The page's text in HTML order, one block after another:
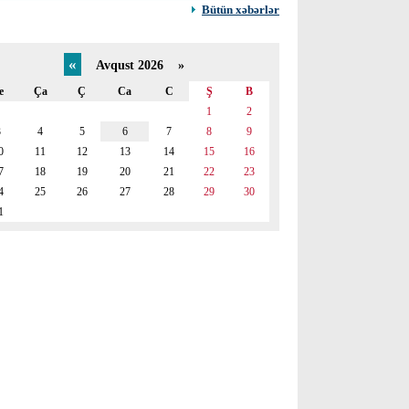
Bütün xəbərlər
« Avqust 2026 »
Ça Ç Ca C Ş
B
1
2
4 5 6 7 8
9
11 12 13 14 15
16
18 19 20 21 22
23
25 26 27 28 29
30